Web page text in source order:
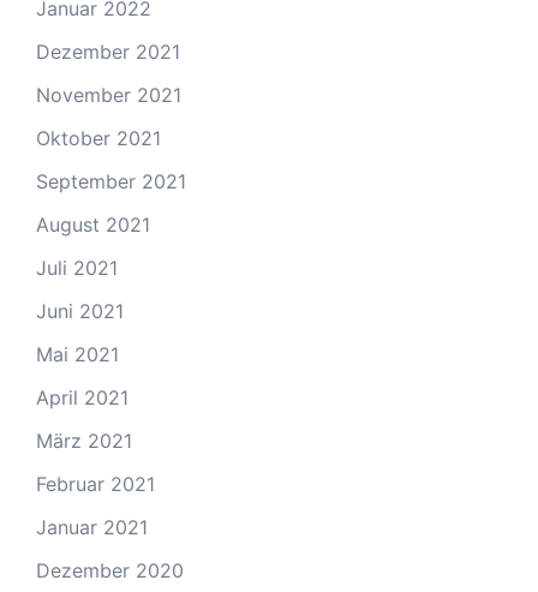
Januar 2022
Dezember 2021
November 2021
Oktober 2021
September 2021
August 2021
Juli 2021
Juni 2021
Mai 2021
April 2021
März 2021
Februar 2021
Januar 2021
Dezember 2020